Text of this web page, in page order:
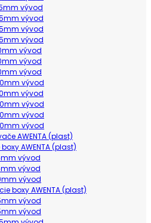
vývod
vývod
vývod
vývod
vývod
vývod
vývod
vývod
vývod
vývod
vývod
vývod
AWENTA (plast)
AWENTA (plast)
vývod
vývod
vývod
boxy AWENTA (plast)
vývod
vývod